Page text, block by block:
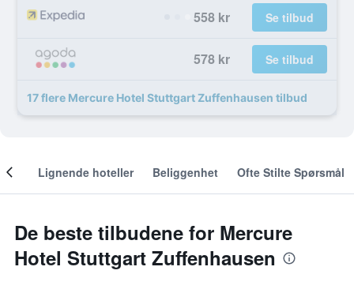
558 kr Se tilbud
578 kr Se tilbud
17 flere Mercure Hotel Stuttgart Zuffenhausen tilbud
Lignende hoteller Beliggenhet Ofte Stilte Spørsmål
De beste tilbudene for Mercure
Hotel Stuttgart Zuffenhausen